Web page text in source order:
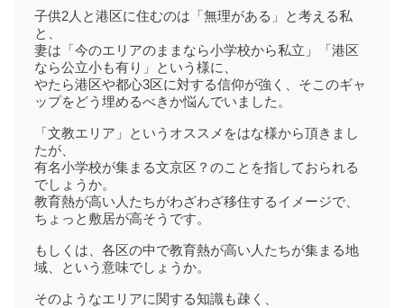
子供2人と港区に住むのは「無理がある」と考える私
と、
妻は「今のエリアのままなら小学校から私立」「港区
なら公立小も有り」という様に、
やたら港区や都心3区に対する信仰が強く、そこのギャ
ップをどう埋めるべきか悩んでいました。
「文教エリア」というオススメをはな様から頂きまし
たが、
有名小学校が集まる文京区？のことを指しておられる
でしょうか。
教育熱が高い人たちがわざわざ移住するイメージで、
ちょっと敷居が高そうです。
もしくは、各区の中で教育熱が高い人たちが集まる地
域、という意味でしょうか。
そのようなエリアに関する知識も疎く、